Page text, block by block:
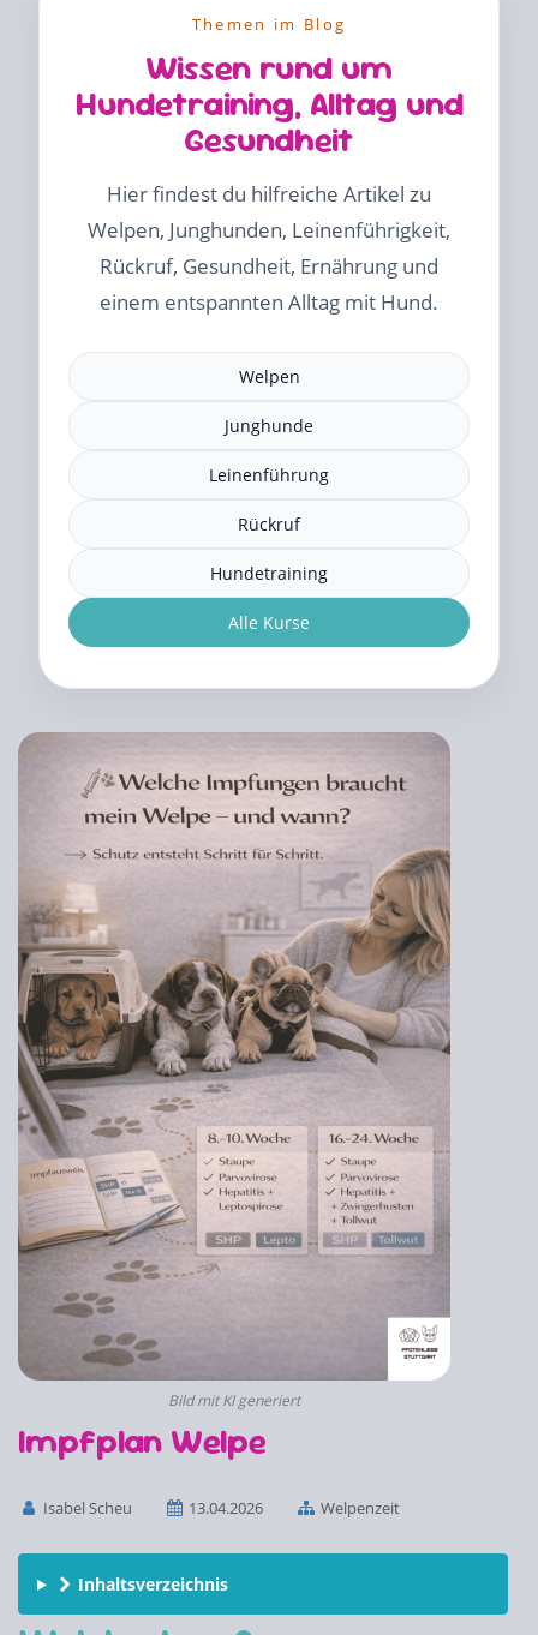
Themen im Blog
Wissen rund um
Hundetraining, Alltag und
Gesundheit
Hier findest du hilfreiche Artikel zu
Welpen, Junghunden, Leinenführigkeit,
Rückruf, Gesundheit, Ernährung und
einem entspannten Alltag mit Hund.
Welpen
Junghunde
Leinenführung
Rückruf
Hundetraining
Alle Kurse
Bild mit KI generiert
Impfplan Welpe
Isabel Scheu 13.04.2026 Welpenzeit
Inhaltsverzeichnis